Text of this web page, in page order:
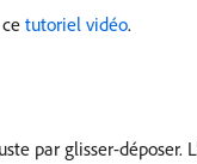
tutoriel vidéo.
par glisser-